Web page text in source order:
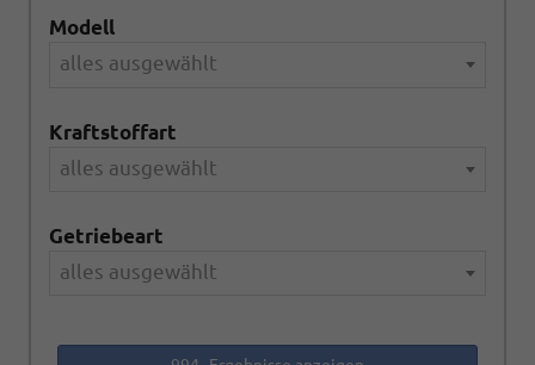
Modell
alles ausgewählt
Kraftstoffart
alles ausgewählt
Getriebeart
alles ausgewählt